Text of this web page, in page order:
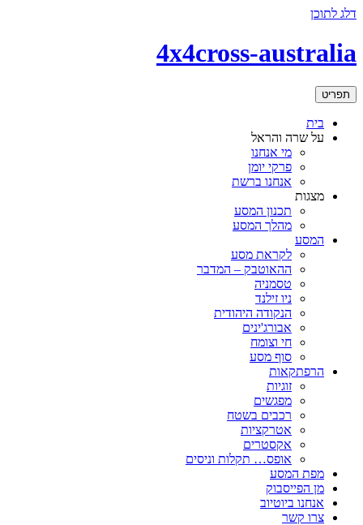
דלג לתוכן
4x4cross-australia
תפריט
בית
על שרה והראל
מי אנחנו
פרקי יומן
אנחנו ברשת
מצגות
תכנון המסע
מהלך המסע
המסע
לקראת מסע
ההאוטבק – המדבר
טסמניה
ניו זילנד
הנקודה היהודית
אבורג'ינים
חי וצומח
סוף מסע
הרפתקאות
זוגיות
מפגשים
רכבים בשטח
אטרקציות
אקסטרים
אופס… תקלות וניסים
מפת המסע
מן הפייסבוק
אנחנו ביוטיוב
צרו קשר